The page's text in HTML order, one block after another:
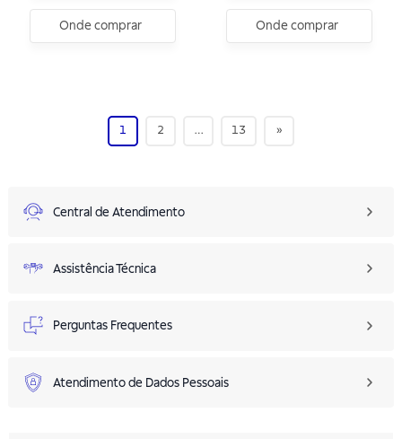
Onde comprar Onde comprar
1 2 … 13 »
Central de Atendimento
Assistência Técnica
Perguntas Frequentes
Atendimento de Dados Pessoais